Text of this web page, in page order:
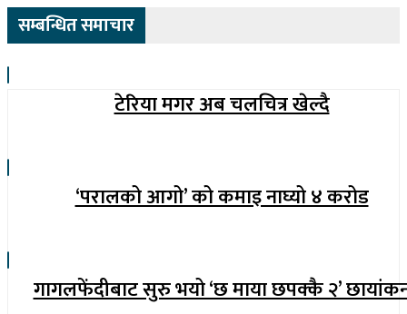
सम्बन्धित समाचार
टेरिया मगर अब चलचित्र खेल्दै
‘परालको आगो’ को कमाइ नाघ्यो ४ करोड
गागलफेंदीबाट सुरु भयो ‘छ माया छपक्कै २’